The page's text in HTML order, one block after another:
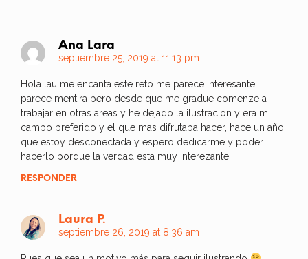
Ana Lara
septiembre 25, 2019 at 11:13 pm
Hola lau me encanta este reto me parece interesante,
parece mentira pero desde que me gradue comenze a
trabajar en otras areas y he dejado la ilustracion y era mi
campo preferido y el que mas difrutaba hacer, hace un año
que estoy desconectada y espero dedicarme y poder
hacerlo porque la verdad esta muy interezante.
RESPONDER
Laura P.
septiembre 26, 2019 at 8:36 am